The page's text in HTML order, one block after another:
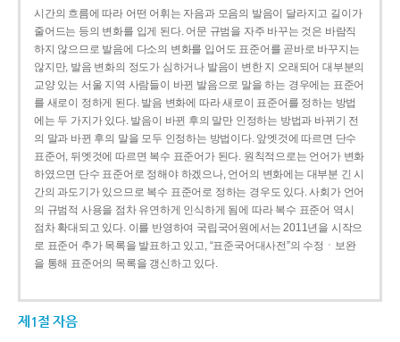
시간의 흐름에 따라 어떤 어휘는 자음과 모음의 발음이 달라지고 길이가
줄어드는 등의 변화를 입게 된다. 어문 규범을 자주 바꾸는 것은 바람직
하지 않으므로 발음에 다소의 변화를 입어도 표준어를 곧바로 바꾸지는
않지만, 발음 변화의 정도가 심하거나 발음이 변한 지 오래되어 대부분의
교양 있는 서울 지역 사람들이 바뀐 발음으로 말을 하는 경우에는 표준어
를 새로이 정하게 된다. 발음 변화에 따라 새로이 표준어를 정하는 방법
에는 두 가지가 있다. 발음이 바뀐 후의 말만 인정하는 방법과 바뀌기 전
의 말과 바뀐 후의 말을 모두 인정하는 방법이다. 앞엣것에 따르면 단수
표준어, 뒤엣것에 따르면 복수 표준어가 된다. 원칙적으로는 언어가 변화
하였으면 단수 표준어로 정해야 하겠으나, 언어의 변화에는 대부분 긴 시
간의 과도기가 있으므로 복수 표준어로 정하는 경우도 있다. 사회가 언어
의 규범적 사용을 점차 유연하게 인식하게 됨에 따라 복수 표준어 역시
점차 확대되고 있다. 이를 반영하여 국립국어원에서는 2011년을 시작으
로 표준어 추가 목록을 발표하고 있고, “표준국어대사전”의 수정ㆍ보완
을 통해 표준어의 목록을 갱신하고 있다.
제1절 자음